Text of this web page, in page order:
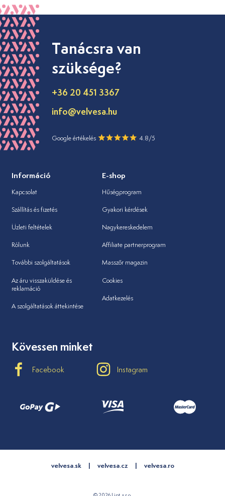
Tanácsra van
szüksége?
+36 20 451 3367
info@velvesa.hu
Google értékelés 4.8/5
Információ
Kapcsolat
Szállítás és fizetés
Üzleti feltételek
Rólunk
További szolgáltatások
Az áru visszaküldése és
reklamáció
A szolgáltatások áttekintése
E-shop
Hűségprogram
Gyakori kérdések
Nagykereskedelem
Affiliate partnerprogram
Masszőr magazin
Cookies
Adatkezelés
Kövessen minket
Facebook Instagram
velvesa.sk velvesa.cz velvesa.ro